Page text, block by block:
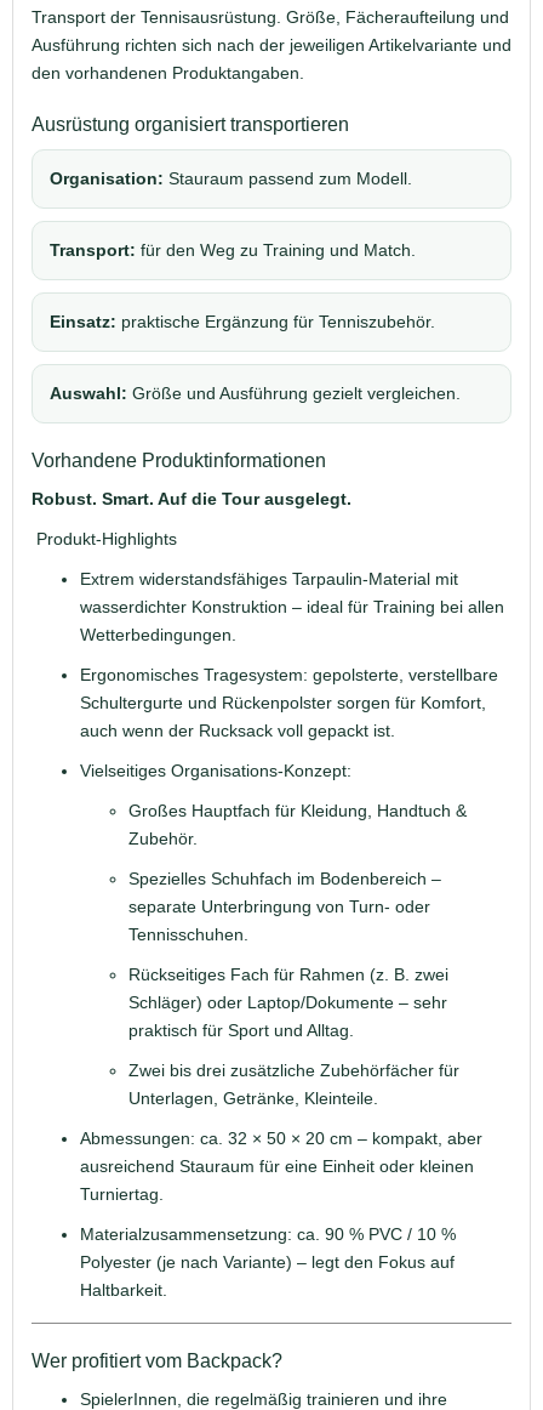
Transport der Tennisausrüstung. Größe, Fächeraufteilung und
Ausführung richten sich nach der jeweiligen Artikelvariante und
den vorhandenen Produktangaben.
Ausrüstung organisiert transportieren
Organisation: Stauraum passend zum Modell.
Transport: für den Weg zu Training und Match.
Einsatz: praktische Ergänzung für Tenniszubehör.
Auswahl: Größe und Ausführung gezielt vergleichen.
Vorhandene Produktinformationen
Robust. Smart. Auf die Tour ausgelegt.
Produkt‐Highlights
Extrem widerstandsfähiges Tarpaulin‐Material mit
wasserdichter Konstruktion – ideal für Training bei allen
Wetterbedingungen.
Ergonomisches Tragesystem: gepolsterte, verstellbare
Schulter­gurte und Rückenpolster sorgen für Komfort,
auch wenn der Rucksack voll gepackt ist.
Vielseitiges Organisations‐Konzept:
Großes Hauptfach für Kleidung, Handtuch &
Zubehör.
Spezielles Schuhfach im Bodenbereich –
separate Unterbringung von Turn- oder
Tennisschuhen.
Rückseitiges Fach für Rahmen (z. B. zwei
Schläger) oder Laptop/Dokumente – sehr
praktisch für Sport und Alltag.
Zwei bis drei zusätzliche Zubehörfächer für
Unterlagen, Getränke, Kleinteile.
Abmessungen: ca. 32 × 50 × 20 cm – kompakt, aber
ausreichend Stauraum für eine Einheit oder kleinen
Turniertag.
Materialzusammensetzung: ca. 90 % PVC / 10 %
Polyester (je nach Variante) – legt den Fokus auf
Haltbarkeit.
Wer profitiert vom Backpack?
SpielerInnen, die regelmäßig trainieren und ihre